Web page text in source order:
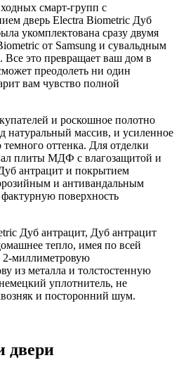
смарт-групп с
дверь Electra Biometric Дуб
укомплектована сразу двумя
от Samsung и сувальдным
Все это превращает ваш дом в
преодолеть ни один
вам чувство полной
и роскошное полотно
натуральный массив, и усиленное
оттенка. Для отделки
плиты МДФ с влагозащитой и
антрацит и покрытием
и антивандальным
поверхность
Дуб антрацит, Дуб антрацит
тепло, имея по всей
миллиметровую
из металла и толстостенную
уплотнитель, не
и посторонний шум.
двери